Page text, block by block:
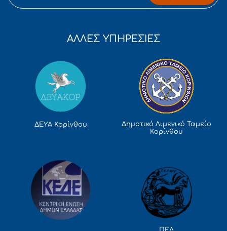
ΑΛΛΕΣ ΥΠΗΡΕΣΙΕΣ
ΔΕΥΑ Κορίνθου
Δημοτικό Λιμενικό Ταμείο
Κορίνθου